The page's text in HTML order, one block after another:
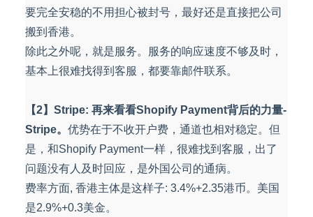
要完全安稳的不用担心被封号，最好还是直接把公司
搬到香港。
除此之外呢，就是服务。服务的响应速度不够及时，
基本上很难找得到客服，都要靠邮件联系。
【2】Stripe: 再来看看Shopify Payment背后的力量-
Stripe。 优势在于不收开户费，通道也相对稳定。但
是，和Shopify Payment一样，很难找到客服，出了
问题没有人及时回应，是外国公司的通病。
费率方面, 香港主体是这样子: 3.4%+2.35港币。美国
是2.9%+0.3美金。